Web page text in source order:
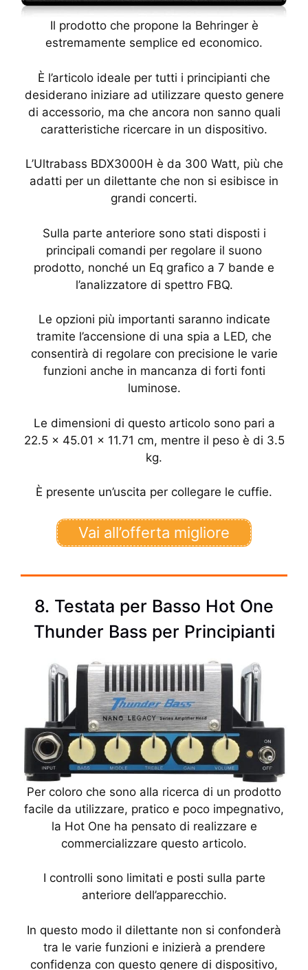
Il prodotto che propone la Behringer è
estremamente semplice ed economico.
È l’articolo ideale per tutti i principianti che
desiderano iniziare ad utilizzare questo genere
di accessorio, ma che ancora non sanno quali
caratteristiche ricercare in un dispositivo.
L’Ultrabass BDX3000H è da 300 Watt, più che
adatti per un dilettante che non si esibisce in
grandi concerti.
Sulla parte anteriore sono stati disposti i
principali comandi per regolare il suono
prodotto, nonché un Eq grafico a 7 bande e
l’analizzatore di spettro FBQ.
Le opzioni più importanti saranno indicate
tramite l’accensione di una spia a LED, che
consentirà di regolare con precisione le varie
funzioni anche in mancanza di forti fonti
luminose.
Le dimensioni di questo articolo sono pari a
22.5 x 45.01 x 11.71 cm, mentre il peso è di 3.5
kg.
È presente un’uscita per collegare le cuffie.
Vai all’offerta migliore
8. Testata per Basso Hot One
Thunder Bass per Principianti
Per coloro che sono alla ricerca di un prodotto
facile da utilizzare, pratico e poco impegnativo,
la Hot One ha pensato di realizzare e
commercializzare questo articolo.
I controlli sono limitati e posti sulla parte
anteriore dell’apparecchio.
In questo modo il dilettante non si confonderà
tra le varie funzioni e inizierà a prendere
confidenza con questo genere di dispositivo,